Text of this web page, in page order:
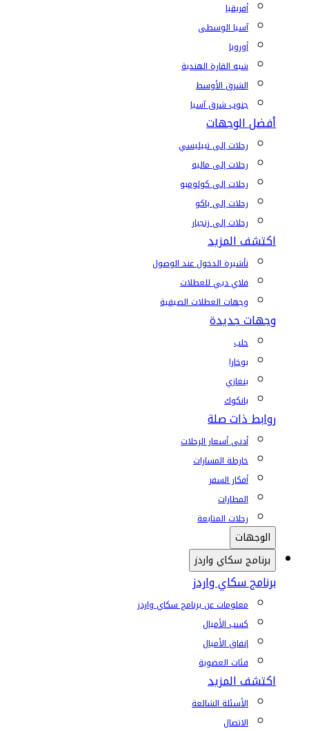
أفريقيا
آسيا الوسطى
أوروبا
شبه القارة الهندية
الشرق الأوسط
جنوب شرق آسيا
أفضل الوجهات
رحلات إلى تبيليسي
رحلات إلى ماليه
رحلات إلى كولومبو
رحلات إلى باكو
رحلات إلى زنجبار
اكتشف المزيد
تأشيرة الدخول عند الوصول
فلاي دبي للعطلات
وجهات العطلات الصيفية
وجهات جديدة
حلب
بوخارا
بنغازي
بانكوك
روابط ذات صلة
أدنى أسعار الرحلات
خارطة المسارات
أفكار السفر
المطارات
رحلات المتابعة
الوجهات
برنامج سكاي واردز
برنامج سكاي واردز
معلومات عن برنامج سكاي واردز
كسب الأميال
إنفاق الأميال
فئات العضوية
اكتشف المزيد
الأسئلة الشائعة
الاتصال